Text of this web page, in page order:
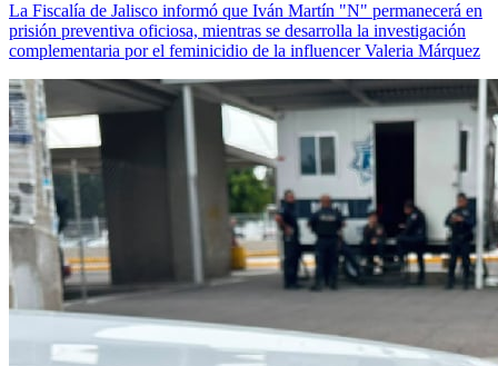
La Fiscalía de Jalisco informó que Iván Martín "N" permanecerá en
prisión preventiva oficiosa, mientras se desarrolla la investigación
complementaria por el feminicidio de la influencer Valeria Márquez